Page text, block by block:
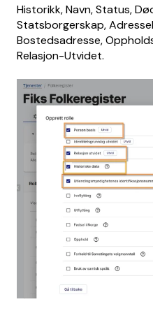
Historikk, Navn, Status,
Statsborgerskap,
Bostedsadresse,
Relasjon-Utvidet.